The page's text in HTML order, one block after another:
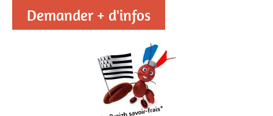
Demander + d'infos